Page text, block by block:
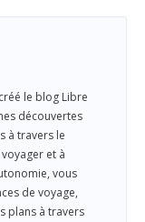
le blog Libre
découvertes
à travers le
et à
vous
de voyage,
plans à travers